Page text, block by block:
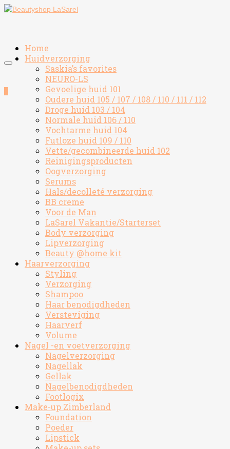
Home
Huidverzorging
Saskia’s favorites
NEURO-LS
Gevoelige huid 101
Oudere huid 105 / 107 / 108 / 110 / 111 / 112
Droge huid 103 / 104
Normale huid 106 / 110
Vochtarme huid 104
Futloze huid 109 / 110
Vette/gecombineerde huid 102
Reinigingsproducten
Oogverzorging
Serums
Hals/decolleté verzorging
BB creme
Voor de Man
LaSarel Vakantie/Starterset
Body verzorging
Lipverzorging
Beauty @home kit
Haarverzorging
Styling
Verzorging
Shampoo
Haar benodigdheden
Versteviging
Haarverf
Volume
Nagel -en voetverzorging
Nagelverzorging
Nagellak
Gellak
Nagelbenodigdheden
Footlogix
Make-up Zimberland
Foundation
Poeder
Lipstick